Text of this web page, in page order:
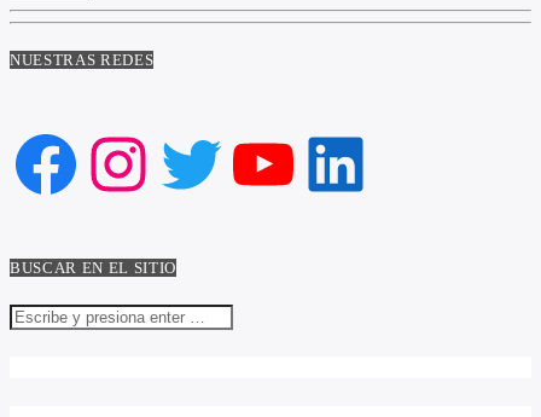
NUESTRAS REDES
Facebook
Instagram
Twitter
YouTube
LinkedIn
BUSCAR EN EL SITIO